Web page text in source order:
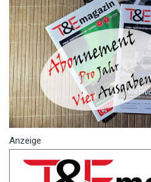
Anzeige